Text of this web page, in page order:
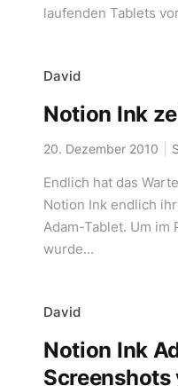
laufenden Tablets
David
Notion Ink
20. Dezember 2010
Endlich hat das
Notion Ink endlich
Adam-Tablet. Um im
wurde...
David
Notion Ink